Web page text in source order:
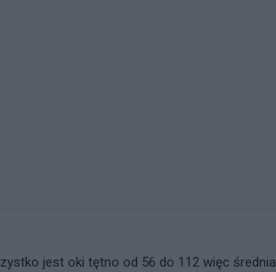
jest oki tętno od 56 do 112 więc średnia